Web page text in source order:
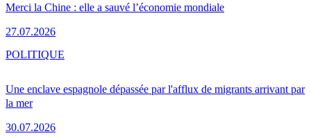
Merci la Chine : elle a sauvé l’économie mondiale
27.07.2026
Une enclave espagnole dépassée par l'afflux de migrants arrivant par
la mer
30.07.2026
POLITIQUE